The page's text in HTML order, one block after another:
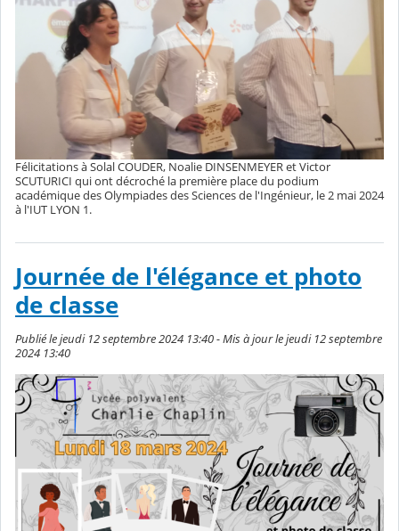
Félicitations à Solal COUDER, Noalie DINSENMEYER et Victor
SCUTURICI qui ont décroché la première place du podium
académique des Olympiades des Sciences de l'Ingénieur, le 2 mai 2024
à l'IUT LYON 1.
Journée de l'élégance et photo
de classe
Publié le jeudi 12 septembre 2024 13:40 - Mis à jour le jeudi 12 septembre
2024 13:40